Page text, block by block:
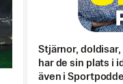
Stjärnor,
har de sin plats i
även i